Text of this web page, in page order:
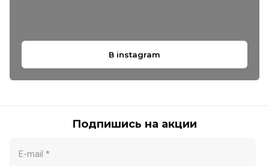
В instagram
Подпишись на акции